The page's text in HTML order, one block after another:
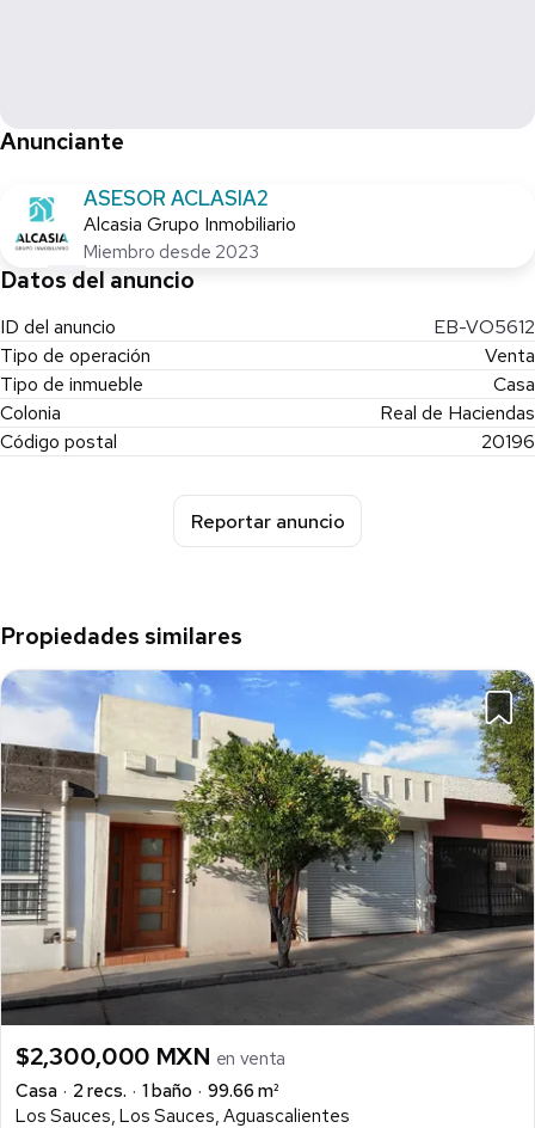
Anunciante
ASESOR ACLASIA2
Alcasia Grupo Inmobiliario
Miembro desde 2023
Datos del anuncio
ID del anuncio
EB-VO5612
Tipo de operación
Venta
Tipo de inmueble
Casa
Colonia
Real de Haciendas
Código postal
20196
Reportar anuncio
Propiedades similares
$2,300,000 MXN en venta
Casa
2 recs. 1 baño
99.66 m²
Los Sauces, Los Sauces, Aguascalientes